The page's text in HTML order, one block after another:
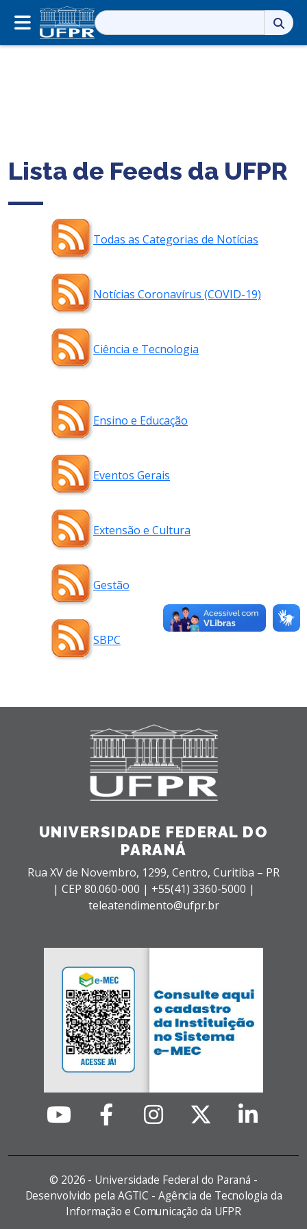
Pesquisar
por:
Lista de Feeds da UFPR
Todas as Categorias de Notícias
Notícias Coronavírus (COVID-19)
Ciência e Tecnologia
Ensino e Educação
Eventos Gerais
Extensão e Cultura
Gestão
SBPC
UNIVERSIDADE FEDERAL DO
PARANÁ
Rua XV de Novembro, 1299, Centro, Curitiba – PR
| CEP 80.060-000 | +55(41) 3360-5000 |
teleatendimento@ufpr.br
© 2026 - Universidade Federal do Paraná -
Desenvolvido pela AGTIC - Agência de Tecnologia da
Informação e Comunicação da UFPR